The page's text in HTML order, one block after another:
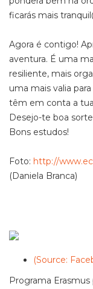
ficarás mais
Agora é contigo!
aventura. É uma
resiliente, mais
uma mais valia
têm em conta a tua
Desejo-te boa
Bons estudos!
Foto: http://
(Daniela Branca)
(Source:
Programa